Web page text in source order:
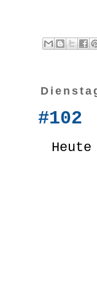
#102